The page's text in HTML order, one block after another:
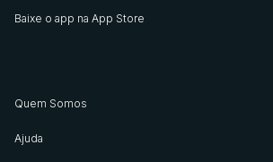
Baixe o app na App Store
Quem Somos
Ajuda